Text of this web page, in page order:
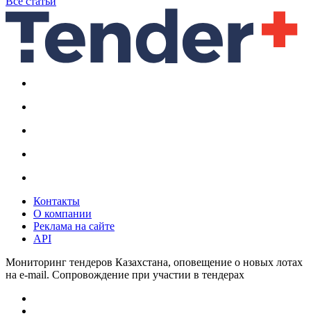
Контакты
О компании
Реклама на сайте
API
Мониторинг тендеров Казахстана, оповещение о новых лотах
на e-mail. Сопровождение при участии в тендерах